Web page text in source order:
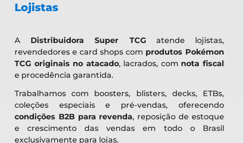
Lojistas
A Distribuidora Super TCGatende lojistas,
revendedores e card shops com produtos Pokémon
TCG originais no atacado, lacrados, com nota fiscal
e procedência garantida.
Trabalhamos com boosters, blisters, decks, ETBs,
coleções especiais e pré-vendas, oferecendo
condições B2B para revenda, reposição de estoque
e crescimento das vendas em todo o Brasil
exclusivamente para lojas.